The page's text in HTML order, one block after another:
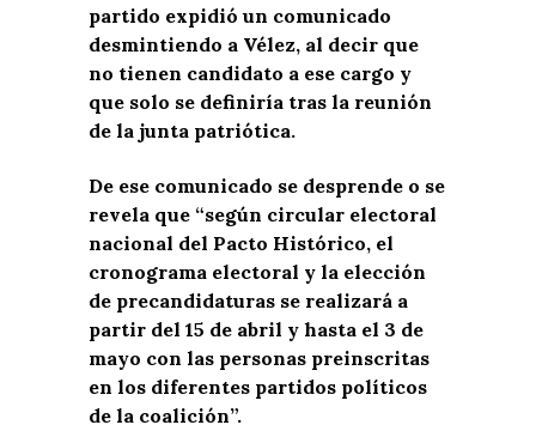
partido expidió un comunicado
desmintiendo a Vélez, al decir que
no tienen candidato a ese cargo y
que solo se definiría tras la reunión
de la junta patriótica.
De ese comunicado se desprende o se
revela que “según circular electoral
nacional del Pacto Histórico, el
cronograma electoral y la elección
de precandidaturas se realizará a
partir del 15 de abril y hasta el 3 de
mayo con las personas preinscritas
en los diferentes partidos políticos
de la coalición”.